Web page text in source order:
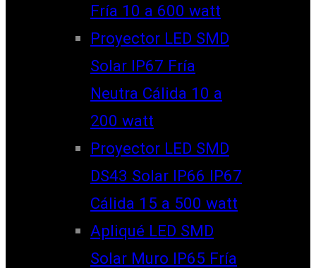
Fría 10 a 600 watt
Proyector LED SMD
Solar IP67 Fría
Neutra Cálida 10 a
200 watt
Proyector LED SMD
DS43 Solar IP66 IP67
Cálida 15 a 500 watt
Apliqué LED SMD
Solar Muro IP65 Fría